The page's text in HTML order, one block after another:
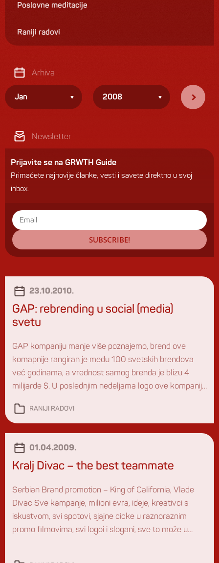
Poslovne meditacije
Raniji radovi
Arhiva
Jan 2008
Newsletter
Prijavite se na GRWTH Guide
Primaćete najnovije članke, vesti i savete direktno u svoj
inbox.
SUBSCRIBE!
23.10.2010.
GAP: rebrending u social (media)
svetu
GAP kompaniju manje više poznajemo, brend ove
komapnije rangiran je među 100 svetskih brendova
već godinama, a vrednost samog brenda je blizu 4
milijarde $. U poslednjim nedeljama logo ove kompanije
(Huffington post, AdvertisingAge, FaceBook), dizajnera
(Styleite, Designes blog, Brand Channel, New York
RANIJI RADOVI
01.04.2009.
Kralj Divac – the best teammate
Serbian Brand promotion – King of California, Vlade
Divac Sve kampanje, milioni evra, ideje, kreativci s
iskustvom, svi spotovi, sjajne cicke u raznoraznim
promo filmovima, svi logoi i slogani, sve to može u